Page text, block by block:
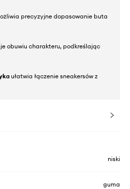
precyzyjne dopasowanie buta
obuwiu charakteru, podkreślając
ułatwia łączenie sneakersów z
niski
guma